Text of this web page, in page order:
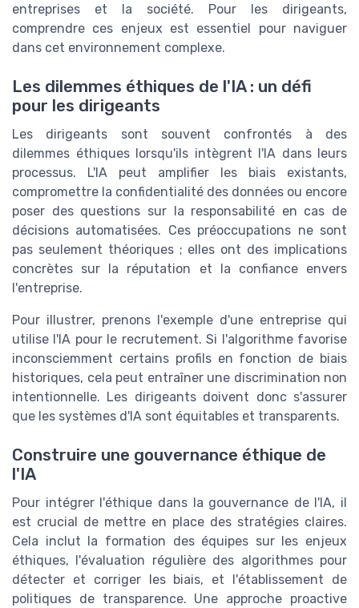
entreprises et la société. Pour les dirigeants,
comprendre ces enjeux est essentiel pour naviguer
dans cet environnement complexe.
Les dilemmes éthiques de l'IA : un défi
pour les dirigeants
Les dirigeants sont souvent confrontés à des
dilemmes éthiques lorsqu'ils intègrent l'IA dans leurs
processus. L'IA peut amplifier les biais existants,
compromettre la confidentialité des données ou encore
poser des questions sur la responsabilité en cas de
décisions automatisées. Ces préoccupations ne sont
pas seulement théoriques ; elles ont des implications
concrètes sur la réputation et la confiance envers
l'entreprise.
Pour illustrer, prenons l'exemple d'une entreprise qui
utilise l'IA pour le recrutement. Si l'algorithme favorise
inconsciemment certains profils en fonction de biais
historiques, cela peut entraîner une discrimination non
intentionnelle. Les dirigeants doivent donc s'assurer
que les systèmes d'IA sont équitables et transparents.
Construire une gouvernance éthique de
l'IA
Pour intégrer l'éthique dans la gouvernance de l'IA, il
est crucial de mettre en place des stratégies claires.
Cela inclut la formation des équipes sur les enjeux
éthiques, l'évaluation régulière des algorithmes pour
détecter et corriger les biais, et l'établissement de
politiques de transparence. Une approche proactive